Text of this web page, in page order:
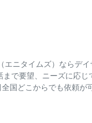
エニタイムズ）ならデ
で要望、ニーズに応じ
国どこからでも依頼が